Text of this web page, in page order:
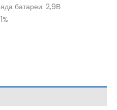
батареи: 2,9В